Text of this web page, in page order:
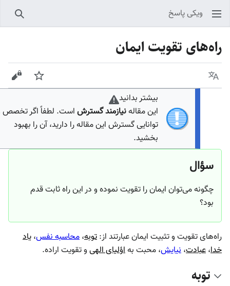
ویکی پاسخ جستجو
تقویت ایمان
زبان پیگیری
نمایش
بیشتر بدانید
این مقالهنیازمند گسترشاست. لطفاً اگر تخصص و
توانایی گسترش این مقاله را دارید، آن را بهبود
بخشید.
سؤال
چگونه می‌توان ایمان را تقویت نموده و در این راه ثابت قدم
بود؟
تقویت و تثبیت ایمان عبارتند از:توبه ،محاسبه نفس،یاد
،عبادت،نیایش، محبت بهاؤلیای الهیو تقویت اراده.
توبه